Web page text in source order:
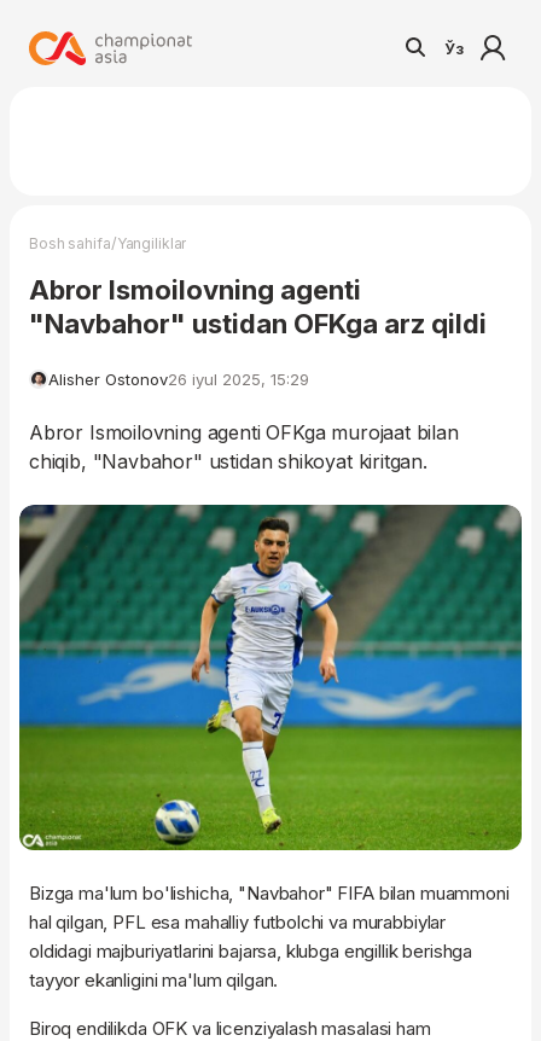
Ўз
Bosh sahifa/Yangiliklar
Abror Ismoilovning agenti
"Navbahor" ustidan OFKga arz qildi
Alisher Ostonov26 iyul 2025, 15:29
Abror Ismoilovning agenti OFKga murojaat bilan
chiqib, "Navbahor" ustidan shikoyat kiritgan.
Bizga ma'lum bo'lishicha, "Navbahor" FIFA bilan muammoni
hal qilgan, PFL esa mahalliy futbolchi va murabbiylar
oldidagi majburiyatlarini bajarsa, klubga engillik berishga
tayyor ekanligini ma'lum qilgan.
Biroq endilikda OFK va licenziyalash masalasi ham